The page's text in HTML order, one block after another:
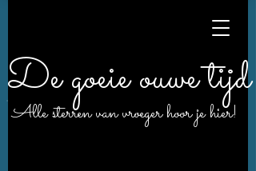
De goeie ouwe tijd
Alle sterren van vroeger hoor je hier!